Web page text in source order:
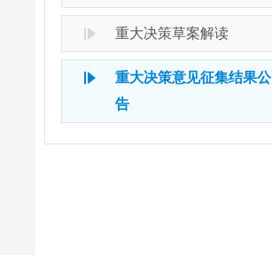
重大决策草案解读
重大决策意见征集结果公
告